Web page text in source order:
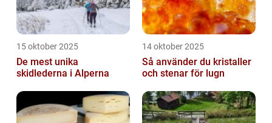
15 oktober 2025
De mest unika
skidlederna i Alperna
14 oktober 2025
Så använder du kristaller
och stenar för lugn